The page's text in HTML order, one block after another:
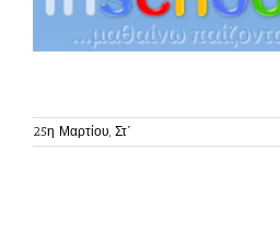
25η Μαρτίου, Στ΄